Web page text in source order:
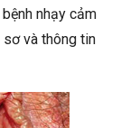
nhạy cảm
và thông tin